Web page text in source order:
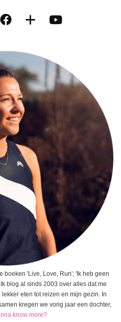
boeken 'Live, Love, Run', 'Ik heb geen
blog al sinds 2003 over alles dat me
eten tot reizen en mijn gezin. In
kregen we vorig jaar een dochter,
know more?